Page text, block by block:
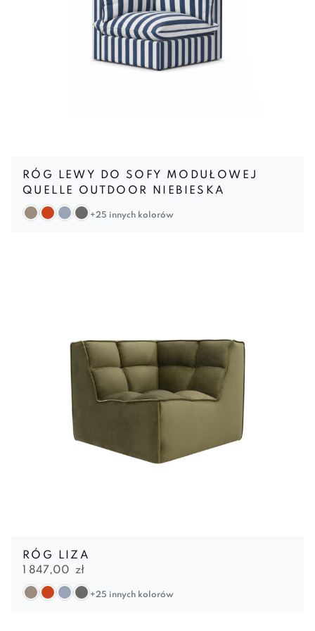
RÓG LEWY DO SOFY MODUŁOWEJ
QUELLE OUTDOOR NIEBIESKA
+25 innych kolorów
RÓG LIZA
1 847,00 zł
+25 innych kolorów